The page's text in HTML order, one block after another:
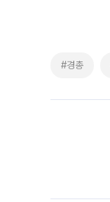
#경총